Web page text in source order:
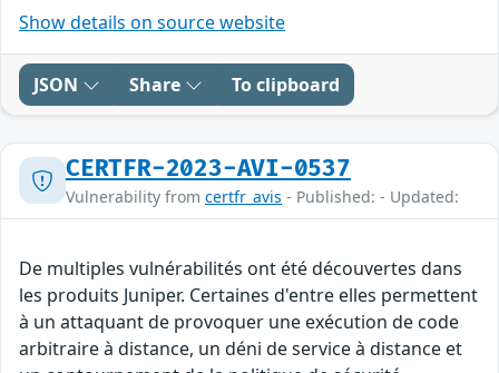
Show details on source website
JSON Share To clipboard
CERTFR-2023-AVI-0537
Vulnerability from certfr_avis - Published: - Updated:
De multiples vulnérabilités ont été découvertes dans
les produits Juniper. Certaines d'entre elles permettent
à un attaquant de provoquer une exécution de code
arbitraire à distance, un déni de service à distance et